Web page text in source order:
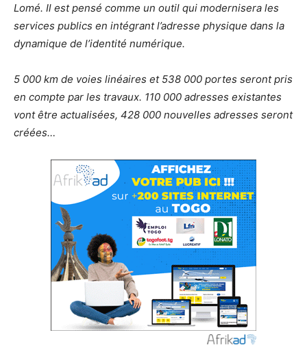
Lomé. Il est pensé comme un outil qui modernisera les
services publics en intégrant l’adresse physique dans la
dynamique de l’identité numérique.
5 000 km de voies linéaires et 538 000 portes seront pris
en compte par les travaux. 110 000 adresses existantes
vont être actualisées, 428 000 nouvelles adresses seront
créées…